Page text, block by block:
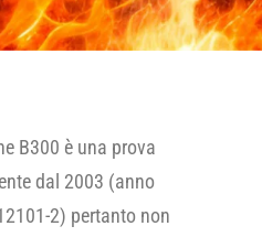
B300 è una prova
dal 2003 (anno
2) pertanto non